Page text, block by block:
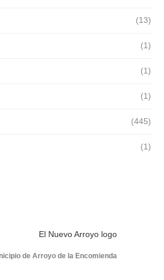
(13)
(1)
(1)
(1)
(445)
(1)
de Arroyo de la Encomienda